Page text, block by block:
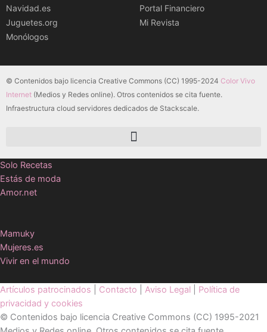
Navidad.es
Juguetes.org
Monólogos
Portal Financiero
Mi Revista
© Contenidos bajo licencia Creative Commons (CC) 1995-2024 Color Vivo
Internet (Medios y Redes online). Otros contenidos se cita fuente.
Infraestructura cloud servidores dedicados de Stackscale.
Solo Recetas
Estás de moda
Amor.net
Mamuky
Mujeres.es
Vivir en el mundo
Artículos patrocinados Contacto Aviso Legal
Política de
privacidad y cookies
© Contenidos bajo licencia Creative Commons (CC) 1995-2021